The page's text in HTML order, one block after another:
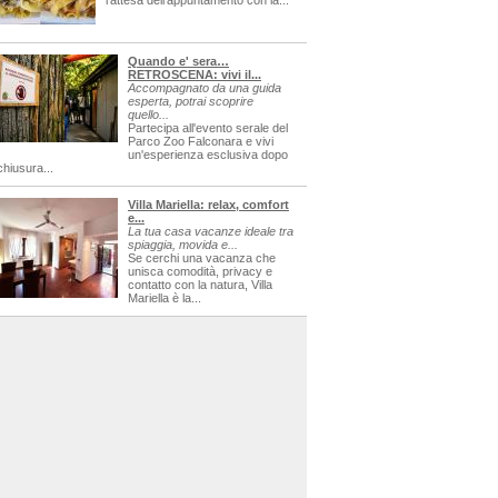
Quando e' sera…
RETROSCENA: vivi il...
Accompagnato da una guida
esperta, potrai scoprire
quello...
Partecipa all'evento serale del
Parco Zoo Falconara e vivi
un'esperienza esclusiva dopo
Villa Mariella: relax, comfort
e...
La tua casa vacanze ideale tra
spiaggia, movida e...
Se cerchi una vacanza che
unisca comodità, privacy e
contatto con la natura, Villa
Mariella è la...